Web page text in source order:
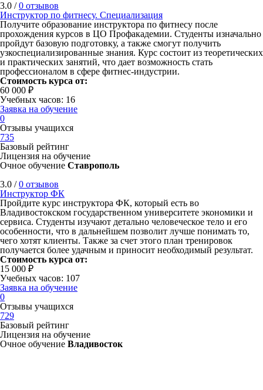
3.0 /0 отзывов
Инструктор по фитнесу. Специализация
Получите образование инструктора по фитнесу после
прохождения курсов в ЦО Профакадемии. Студенты изначально
пройдут базовую подготовку, а также смогут получить
узкоспециализированные знания. Курс состоит из теоретических
и практических занятий, что дает возможность стать
профессионалом в сфере фитнес-индустрии.
Стоимость курса от:
60 000 ₽
Учебных часов: 16
Заявка на обучение
0
Отзывы учащихся
735
Базовый рейтинг
Лицензия на обучение
Очное обучение Ставрополь
3.0 /0 отзывов
Инструктор ФК
Пройдите курс инструктора ФК, который есть во
Владивостокском государственном университете экономики и
сервиса. Студенты изучают детально человеческое тело и его
особенности, что в дальнейшем позволит лучше понимать то,
чего хотят клиенты. Также за счет этого план тренировок
получается более удачным и приносит необходимый результат.
Стоимость курса от:
15 000 ₽
Учебных часов: 107
Заявка на обучение
0
Отзывы учащихся
729
Базовый рейтинг
Лицензия на обучение
Очное обучение Владивосток